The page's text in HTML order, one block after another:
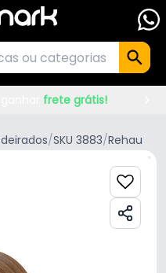
frete grátis!
/SKU 3883/Rehau